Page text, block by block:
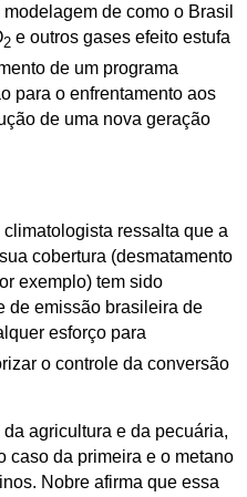
de como o Brasil
2e outros gases efeito estufa
de um programa
para o enfrentamento aos
de uma nova geração
ressalta que a
cobertura (desmatamento
exemplo) tem sido
de emissão brasileira de
esforço para
o controle da conversão
agricultura e da pecuária,
caso da primeira e o metano
Nobre afirma que essa